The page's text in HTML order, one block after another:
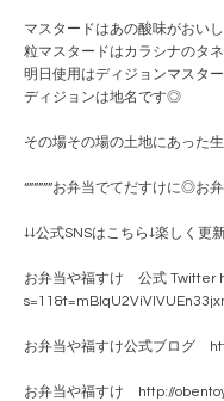
マスタードはあの酸味がおい
粒マスタードはカラシナのタネ
明日使用はディジョンマスター
ディジョンは地名です◎
その場その場の土地にあった
“”””””お弁当でてだすけに◎お弁
↓↓公式SNSはこちら↓楽しく更
お弁当や福すけ 公式 Twitter
お弁当や福すけ公式ブログ
お弁当や福すけ http://